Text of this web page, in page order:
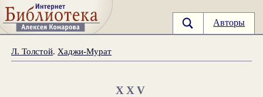
Авторы
Л. Толстой. Хаджи-Мурат
XXV